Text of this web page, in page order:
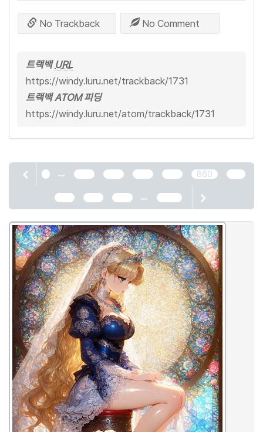
No Trackback No Comment
트랙백 URL
https://windy.luru.net/trackback/1731
트랙백 ATOM 피딩
https://windy.luru.net/atom/trackback/1731
... 860
...